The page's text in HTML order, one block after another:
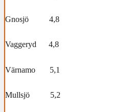
Gnosjö 4,8
Vaggeryd 4,8
Värnamo 5,1
Mullsjö 5,2